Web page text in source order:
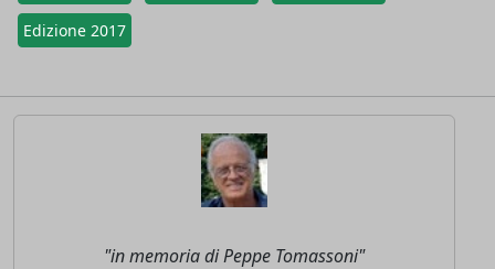
Edizione 2017
"in memoria di Peppe Tomassoni"